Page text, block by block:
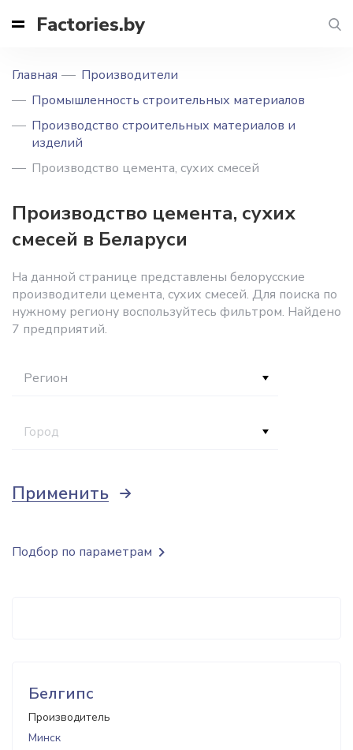
Factories.by
Главная
Производители
Промышленность строительных материалов
Производство строительных материалов и
изделий
Производство цемента, сухих смесей
Производство цемента, сухих
смесей в Беларуси
На данной странице представлены белорусские
производители цемента, сухих смесей. Для поиска по
нужному региону воспользуйтесь фильтром. Найдено
7 предприятий.
Регион
Город
Применить
Белгипс
Производитель
Минск
Подбор по параметрам